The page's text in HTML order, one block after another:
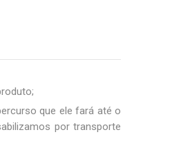
que ele fará até o
por transporte